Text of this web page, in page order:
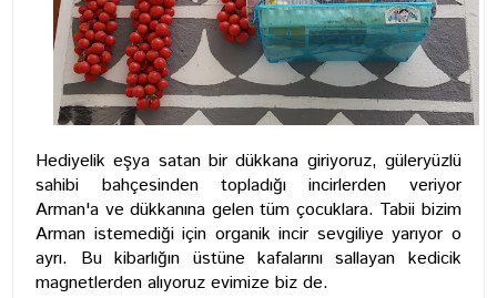
Hediyelik eşya satan bir dükkana giriyoruz, güleryüzlü
sahibi bahçesinden topladığı incirlerden veriyor
Arman'a ve dükkanına gelen tüm çocuklara. Tabii bizim
Arman istemediği için organik incir sevgiliye yarıyor o
ayrı. Bu kibarlığın üstüne kafalarını sallayan kedicik
magnetlerden alıyoruz evimize biz de.